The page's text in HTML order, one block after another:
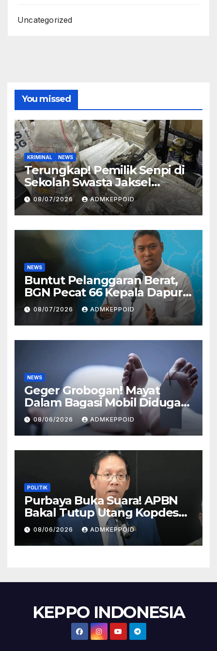
Uncategorized
You missed
KRIMINAL NEWS
Terungkap! Pemilik Senpi di
Sekolah Swasta Jaksel
Ternyata Direktur
Perusahaan Airsoft Gun
Impor
08/07/2026 ADMKEPPOID
NEWS
Buntut Pelanggaran Berat,
BGN Pecat 66 Kepala Dapur
MBG dan Ungkap Alasannya
08/07/2026 ADMKEPPOID
NEWS
Geger Grobogan! Mayat
Dalam Bagasi Mobil Diduga
Terkait Hilangnya Bos Konter
HP
08/06/2026 ADMKEPPOID
POLITIK
Purbaya Buka Suara! APBN
Bakal Tutup Utang Kopdes
Rp 240 Triliun, Cicilan Rp 40
Triliun per Tahun
08/06/2026 ADMKEPPOID
KEPPO INDONESIA